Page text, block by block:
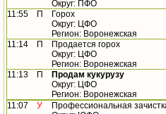
Округ: ПФО
11:55
П
Горох
Округ: ЦФО
Регион: Воронежская
11:14
П
Продается горох
Округ: ЦФО
Регион: Воронежская
11:13
П
Продам кукурузу
Округ: ЦФО
Регион: Воронежская
11:07
У
Профессиональная